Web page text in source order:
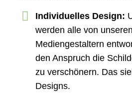
Individuelles Design:
werden alle von
Mediengestaltern
den Anspruch die
zu verschönern. Das
Designs.